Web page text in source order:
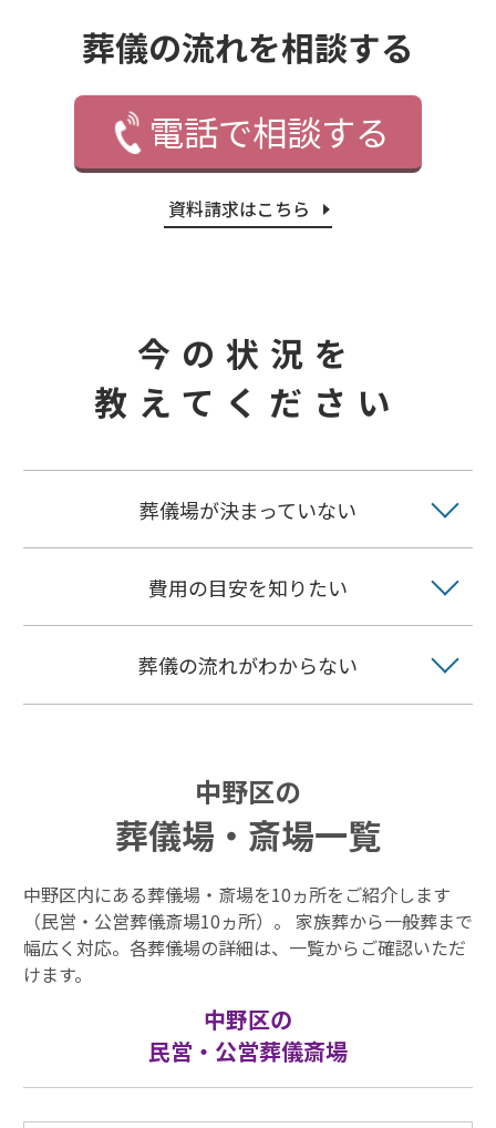
葬儀の流れを相談する
電話で相談する
資料請求はこちら
今の状況を
教えてください
葬儀場が決まっていない
費用の目安を知りたい
葬儀の流れがわからない
中野区の
葬儀場・斎場一覧
中野区内にある葬儀場・斎場を10ヵ所をご紹介します
（民営・公営葬儀斎場10ヵ所）。 家族葬から一般葬まで
幅広く対応。各葬儀場の詳細は、一覧からご確認いただ
けます。
中野区の
民営・公営葬儀斎場